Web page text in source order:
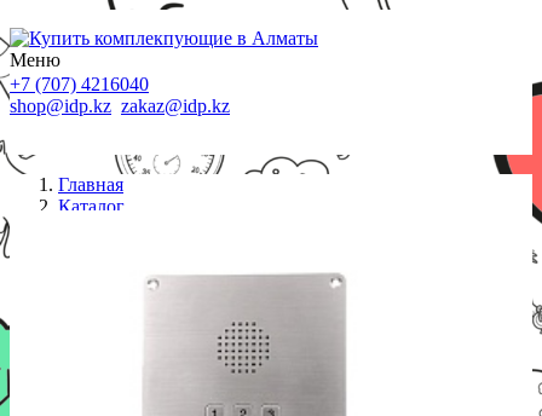
Меню
+7 (707) 4216040
shop@idp.kz zakaz@idp.kz
Главная
Каталог